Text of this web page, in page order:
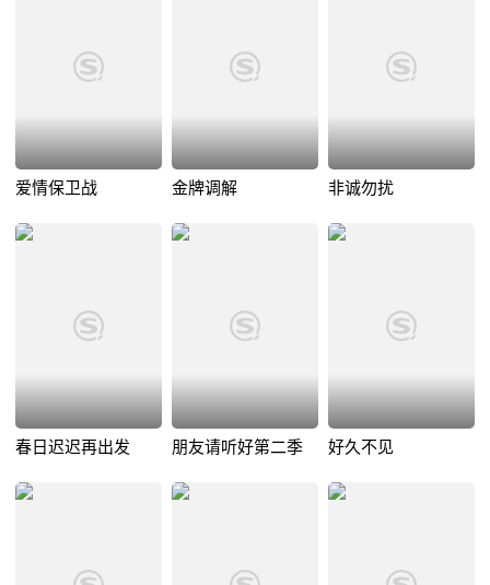
爱情保卫战 金牌调解 非诚勿扰
春日迟迟再出发 朋友请听好第二季 好久不见